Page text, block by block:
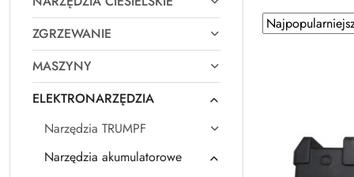
ZGRZEWANIE
MASZYNY
ELEKTRONARZĘDZIA
Narzędzia TRUMPF
Narzędzia akumulatorowe
Zastosowano
sortowanie:
Sortuj
według